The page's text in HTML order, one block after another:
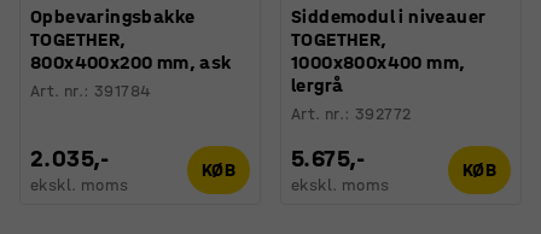
Opbevaringsbakke
TOGETHER,
800x400x200 mm, ask
Art. nr.: 391784
2.035,-
ekskl. moms
KØB
Siddemodul i niveauer
TOGETHER,
1000x800x400 mm,
lergrå
Art. nr.: 392772
5.675,-
ekskl. moms
KØB